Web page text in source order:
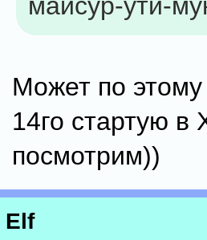
Может по
14го стартую
посмотрим))
Elf